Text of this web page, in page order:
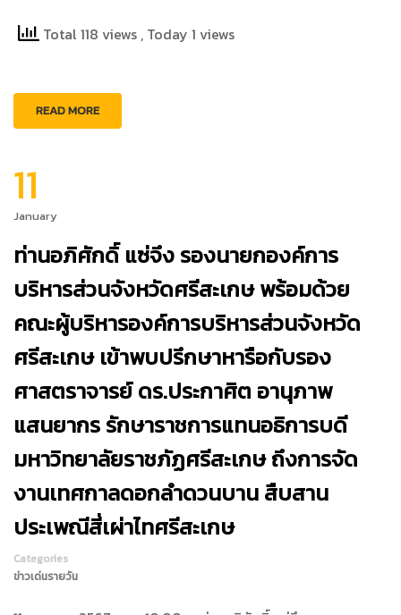
Total 118 views , Today 1 views
READ MORE
11
January
ท่านอภิศักดิ์ แซ่จึง รองนายกองค์การ
บริหารส่วนจังหวัดศรีสะเกษ พร้อมด้วย
คณะผู้บริหารองค์การบริหารส่วนจังหวัด
ศรีสะเกษ เข้าพบปรึกษาหารือกับรอง
ศาสตราจารย์ ดร.ประกาศิต อานุภาพ
แสนยากร รักษาราชการแทนอธิการบดี
มหาวิทยาลัยราชภัฏศรีสะเกษ ถึงการจัด
งานเทศกาลดอกลำดวนบาน สืบสาน
ประเพณีสี่เผ่าไทศรีสะเกษ
Categories
ข่าวเด่นรายวัน